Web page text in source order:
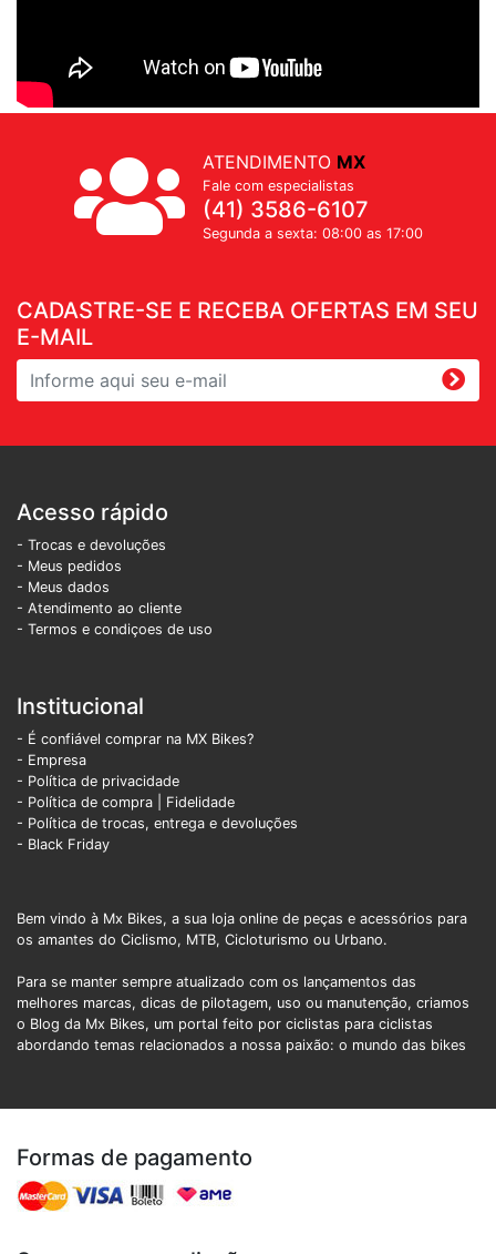
CADASTRE-SE E RECEBA OFERTAS EM SEU
E-MAIL
ATENDIMENTO MX
Fale com especialistas
(41) 3586-6107
Segunda a sexta: 08:00 as 17:00
Acesso rápido
- Trocas e devoluções
- Meus pedidos
- Meus dados
- Atendimento ao cliente
- Termos e condiçoes de uso
Institucional
- É confiável comprar na MX Bikes?
- Empresa
- Política de privacidade
- Política de compra | Fidelidade
- Política de trocas, entrega e devoluções
- Black Friday
Bem vindo à Mx Bikes, a sua loja online de peças e acessórios para
os amantes do Ciclismo, MTB, Cicloturismo ou Urbano.
Para se manter sempre atualizado com os lançamentos das
melhores marcas, dicas de pilotagem, uso ou manutenção, criamos
o Blog da Mx Bikes, um portal feito por ciclistas para ciclistas
abordando temas relacionados a nossa paixão: o mundo das bikes
Formas de pagamento